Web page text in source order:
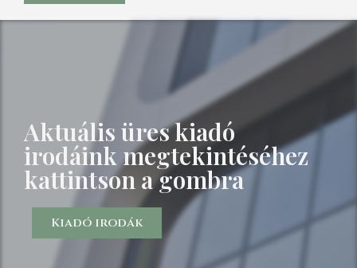
Aktuális üres kiadó
irodáink megtekintéséhez
kattintson a gombra
Kiadó irodák